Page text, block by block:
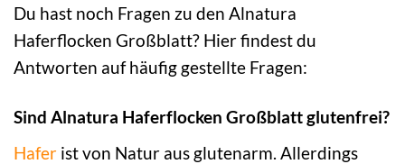
Du hast noch Fragen zu den Alnatura
Haferflocken Großblatt? Hier findest du
Antworten auf häufig gestellte Fragen:
Sind Alnatura Haferflocken Großblatt glutenfrei?
Hafer ist von Natur aus glutenarm. Allerdings